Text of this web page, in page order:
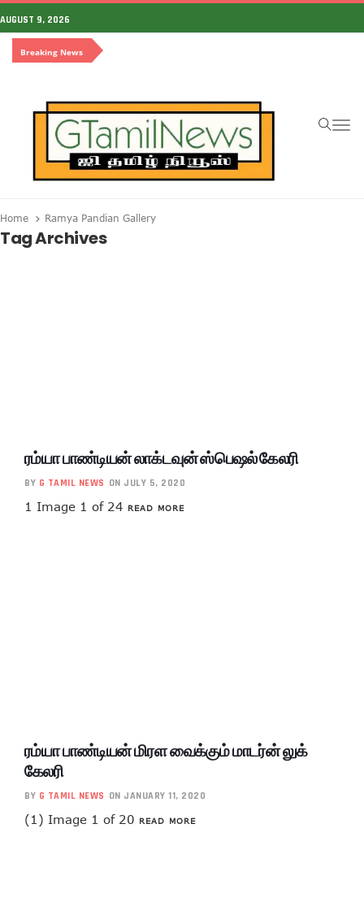
AUGUST 9, 2026
Breaking News
Home Ramya Pandian Gallery
Tag Archives
ரம்யா பாண்டியன் லாக்டவுன் ஸ்பெஷல் கேலரி
BY G TAMIL NEWS ON JULY 5, 2020
1 Image 1 of 24 READ MORE
ரம்யா பாண்டியன் மிரள வைக்கும் மாடர்ன் லுக்
கேலரி
BY G TAMIL NEWS ON JANUARY 11, 2020
(1) Image 1 of 20 READ MORE